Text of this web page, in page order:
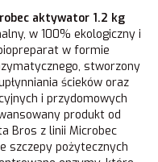
aktywator 1.2 kg
w 100% ekologiczny i
w formie
stworzony
ścieków oraz
i przydomowych
produkt od
Bros z linii Microbec
szczepy pożytecznych